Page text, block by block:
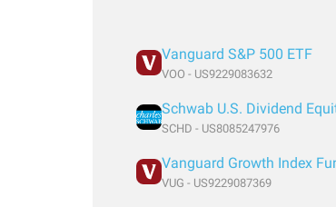
Vanguard S&P 500 ETF
VOO - US9229083632
SCHD - US8085247976
VUG - US9229087369